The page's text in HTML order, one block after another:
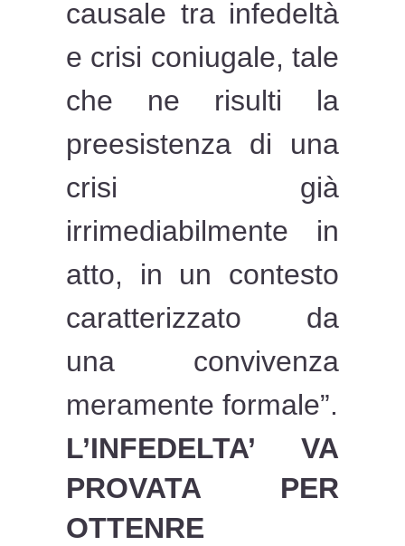
causale tra infedeltà
e crisi coniugale, tale
che ne risulti la
preesistenza di una
crisi già
irrimediabilmente in
atto, in un contesto
caratterizzato da
una convivenza
meramente formale”.
L’INFEDELTA’ VA
PROVATA PER
OTTENRE